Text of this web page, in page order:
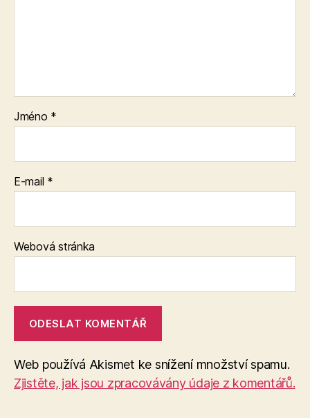
Jméno *
E-mail *
Webová stránka
Web používá Akismet ke snížení množství spamu.
Zjistěte, jak jsou zpracovávány údaje z komentářů.